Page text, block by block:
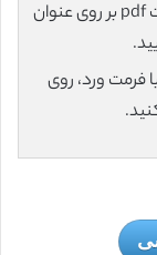
برای دانلود رایگان مقاله انگلیسی با فرمت pdf بر روی عنوان
فرمت ورد، روی